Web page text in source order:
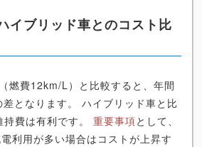
イブリッド車とのコスト比
燃費12km/L）と比較すると、年間
となります。 ハイブリッド車と比
費は有利です。 重要事項として、
利用が多い場合はコストが上昇す